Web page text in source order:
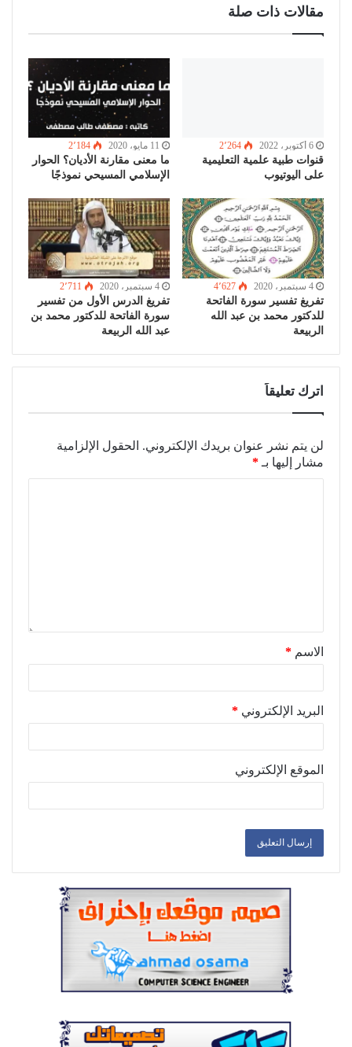
مقالات ذات صلة
6 أكتوبر، 2022 2٬264
قنوات طبية علمية التعليمية
على اليوتيوب
11 مايو، 2020 2٬184
ما معنى مقارنة الأديان؟ الحوار
الإسلامي المسيحي نموذجًا
4 سبتمبر، 2020 4٬627
تفريغ تفسير سورة الفاتحة
للدكتور محمد بن عبد الله
الربيعة
4 سبتمبر، 2020 2٬711
تفريغ الدرس الأول من تفسير
سورة الفاتحة للدكتور محمد بن
عبد الله الربيعة
اترك تعليقاً
لن يتم نشر عنوان بريدك الإلكتروني. الحقول الإلزامية
مشار إليها بـ *
الاسم *
البريد الإلكتروني *
الموقع الإلكتروني